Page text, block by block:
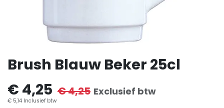
Brush Blauw Beker 25cl
€ 4,25 €4,25 Exclusief btw
€ 5,14 Inclusief btw